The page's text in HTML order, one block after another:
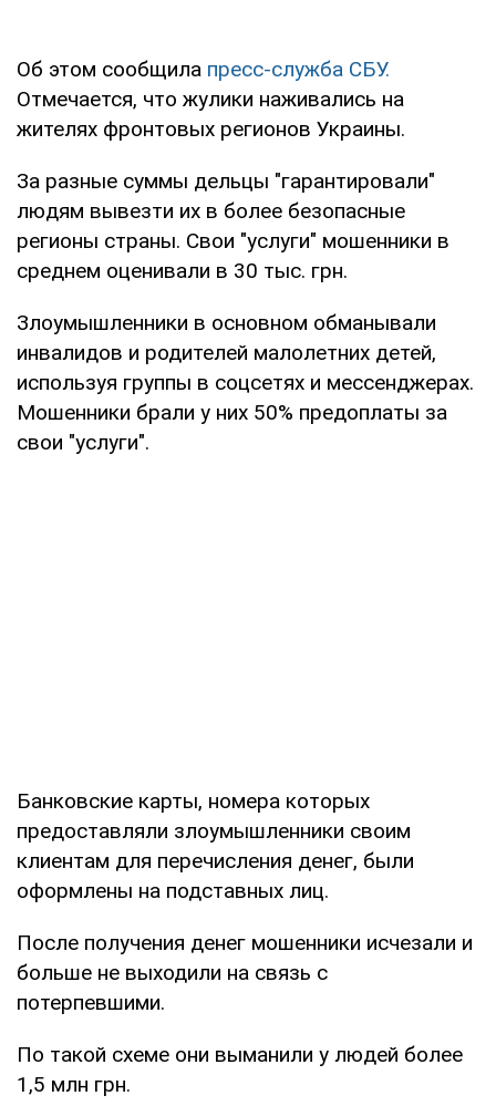
Об этом сообщила пресс-служба СБУ.
Отмечается, что жулики наживались на
жителях фронтовых регионов Украины.
За разные суммы дельцы "гарантировали"
людям вывезти их в более безопасные
регионы страны. Свои "услуги" мошенники в
среднем оценивали в 30 тыс. грн.
Злоумышленники в основном обманывали
инвалидов и родителей малолетних детей,
используя группы в соцсетях и мессенджерах.
Мошенники брали у них 50% предоплаты за
свои "услуги".
Банковские карты, номера которых
предоставляли злоумышленники своим
клиентам для перечисления денег, были
оформлены на подставных лиц.
После получения денег мошенники исчезали и
больше не выходили на связь с
потерпевшими.
По такой схеме они выманили у людей более
1,5 млн грн.